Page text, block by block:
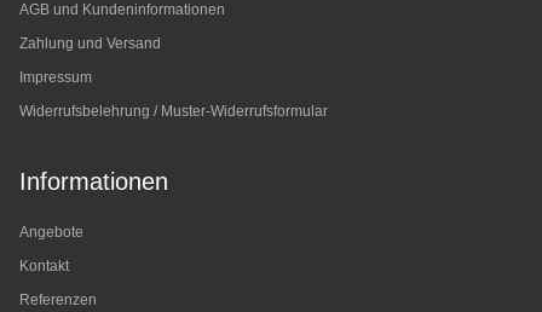
AGB und Kundeninformationen
Zahlung und Versand
Impressum
Widerrufsbelehrung / Muster-Widerrufsformular
Informationen
Angebote
Kontakt
Referenzen